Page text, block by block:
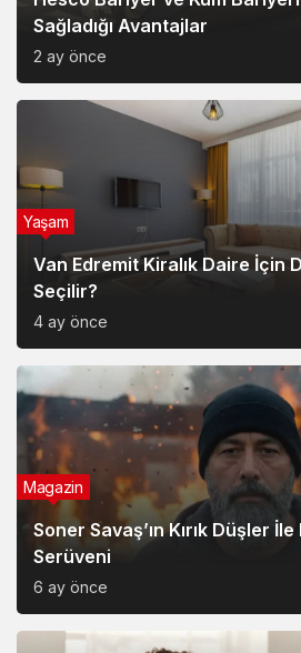
Sağladığı Avantajlar
2 ay önce
Van Edremit Kiralık Daire İçin
Seçilir?
4 ay önce
Yaşam
Soner Savaş’ın Kırık Düşler
Serüveni
6 ay önce
Magazin